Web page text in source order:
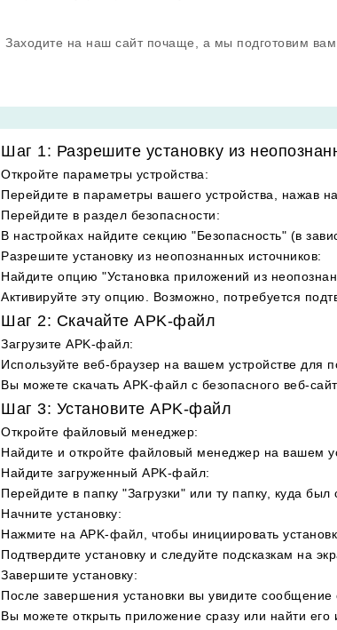
Заходите на наш сайт почаще, а мы подготовим
Шаг 1: Разрешите установку из
Откройте параметры устройства:
Перейдите в параметры вашего устройства, нажав
Перейдите в раздел безопасности:
В настройках найдите секцию "Безопасность" (в
Разрешите установку из неопознанных источников:
Найдите опцию "Установка приложений из
Активируйте эту опцию. Возможно, потребуется
Шаг 2: Скачайте APK-файл
Загрузите APK-файл:
Используйте веб-браузер на вашем устройстве для
Вы можете скачать APK-файл с безопасного веб-
Шаг 3: Установите APK-файл
Откройте файловый менеджер:
Найдите и откройте файловый менеджер на вашем
Найдите загруженный APK-файл:
Перейдите в папку "Загрузки" или ту папку, куда был
Начните установку:
Нажмите на APK-файл, чтобы инициировать
Подтвердите установку и следуйте подсказкам на
Завершите установку:
После завершения установки вы увидите сообщение
Вы можете открыть приложение сразу или найти